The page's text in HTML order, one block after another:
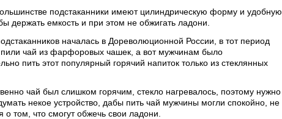
подстаканники имеют цилиндрическую форму и удобную
держать емкость и при этом не обжигать ладони.
началась в Дореволюционной России, в тот период
чай из фарфоровых чашек, а вот мужчинам было
пить этот популярный горячий напиток только из стеклянных
чай был слишком горячим, стекло нагревалось, поэтому нужно
некое устройство, дабы пить чай мужчины могли спокойно, не
о том, что смогут обжечь свои ладони.